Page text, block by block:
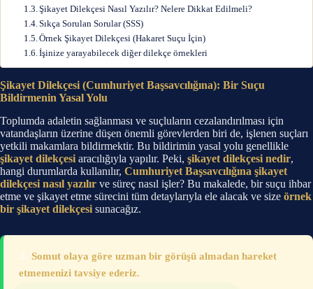
Şikayet Dilekçesi Nasıl Yazılır? Nelere Dikkat Edilmeli?
Sıkça Sorulan Sorular (SSS)
Örnek Şikayet Dilekçesi (Hakaret Suçu İçin)
İşinize yarayabilecek diğer dilekçe örnekleri
Şikayet Dilekçesi (Cumhuriyet Başsavcılığına): Bir Suçu
Bildirmenin Yasal Yolu
Toplumda adaletin sağlanması ve suçluların cezalandırılması için
vatandaşların üzerine düşen önemli görevlerden biri de, işlenen suçları
yetkili makamlara bildirmektir. Bu bildirimin yasal yolu genellikle
şikayet dilekçesi aracılığıyla yapılır. Peki, şikayet dilekçesi nedir,
hangi durumlarda kullanılır, Cumhuriyet Başsavcılığına şikayet
dilekçesi nasıl yazılır ve süreç nasıl işler? Bu makalede, bir suçu ihbar
etme ve şikayet etme sürecini tüm detaylarıyla ele alacak ve size örnek
bir şikayet dilekçesi sunacağız.
Somut olaya göre uzman bir görüşü almadan hareket
etmemenizi tavsiye ederiz.